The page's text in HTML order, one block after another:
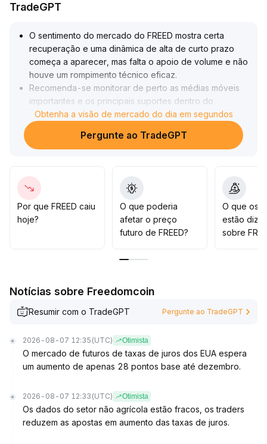
TradeGPT
O sentimento do mercado do FREED mostra certa
recuperação e uma dinâmica de alta de curto prazo
começa a aparecer, mas falta o apoio de volume e não
houve um rompimento técnico eficaz.
Recomenda-se monitorar de perto as médias móveis
importantes e os principais suportes dentro do
intervalo.
Caso o preço não consiga manter-se acima dos níveis
importantes com aumento de volume, o movimento de
acompanhamento próximo, observar o teste de
suporte-chave e o comportamento do volume,
aguardando pacientemente a confirmação da
tendência antes de participar .
Obtenha a visão de mercado do dia em segundos
Pergunte ao TradeGPT
Por que FREED caiu
hoje?
O que poderia
afetar o preço
futuro de FREED?
O que os
estão
sobre
Notícias sobre Freedomcoin
Resumir com o TradeGPT Pergunte ao TradeGPT
2026-08-07 12:35 (UTC) Otimista
O mercado de futuros de taxas de juros dos EUA espera
um aumento de apenas 28 pontos base até dezembro.
2026-08-07 12:33 (UTC) Otimista
Os dados do setor não agrícola estão fracos, os traders
reduzem as apostas em aumento das taxas de juros.